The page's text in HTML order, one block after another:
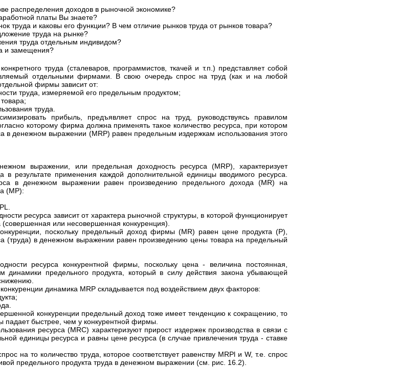
распределения доходов в рыночной экономике?
платы Вы знаете?
труда и каковы его функции? В чем отличие рынков труда от рынков товара?
труда на рынке?
труда отдельным индивидом?
и замещения?
труда (сталеваров, программистов, ткачей и т.п.) представляет собой
отдельными фирмами. В свою очередь спрос на труд (как и на любой
фирмы зависит от:
труда, измеряемой его предельным продуктом;
труда.
прибыль, предъявляет спрос на труд, руководствуясь правилом
которому фирма должна применять такое количество ресурса, при котором
в денежном выражении (MRP) равен предельным издержкам использования этого
выражении, или предельная доходность ресурса (МRР), характеризует
в результате применения каждой дополнительной единицы вводимого ресурса.
в денежном выражении равен произведению предельного дохода (MR) на
(MP):
ресурса зависит от характера рыночной структуры, в которой функционирует
или несовершенная конкуренция).
поскольку предельный доход фирмы (MR) равен цене продукта (Р),
(труда) в денежном выражении равен произведению цены товара на предельный
ресурса конкурентной фирмы, поскольку цена - величина постоянная,
динамики предельного продукта, который в силу действия закона убывающей
динамика MRP складывается под воздействием двух факторов:
конкуренции предельный доход тоже имеет тенденцию к сокращению, то
падает быстрее, чем у конкурентной фирмы.
ресурса (MRC) характеризуют прирост издержек производства в связи с
единицы ресурса и равны цене ресурса (в случае привлечения труда - ставке
на то количество труда, которое соответствует равенству MRPl и W, т.е. спрос
предельного продукта труда в денежном выражении (см. рис. 16.2).